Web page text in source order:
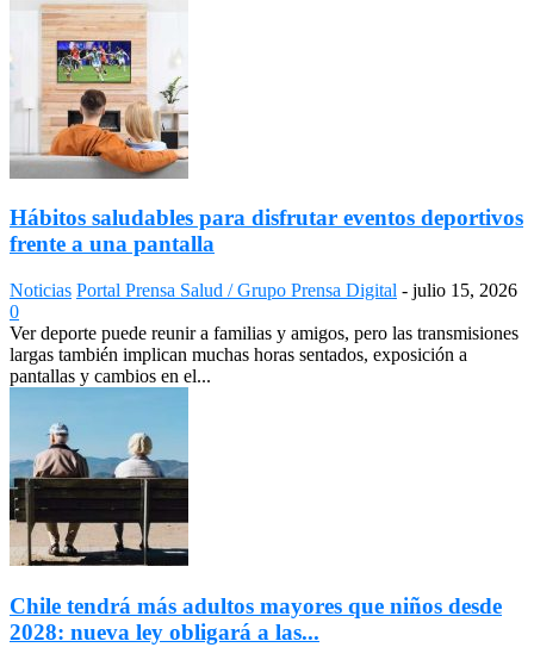
Hábitos saludables para disfrutar eventos deportivos
frente a una pantalla
Noticias Portal Prensa Salud / Grupo Prensa Digital - julio 15, 2026
0
Ver deporte puede reunir a familias y amigos, pero las transmisiones
largas también implican muchas horas sentados, exposición a
pantallas y cambios en el...
Chile tendrá más adultos mayores que niños desde
2028: nueva ley obligará a las...